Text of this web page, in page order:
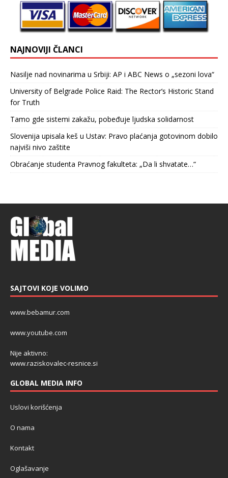
NAJNOVIJI ČLANCI
Nasilje nad novinarima u Srbiji: AP i ABC News o „sezoni lova“
University of Belgrade Police Raid: The Rector’s Historic Stand
for Truth
Tamo gde sistemi zakažu, pobeđuje ljudska solidarnost
Slovenija upisala keš u Ustav: Pravo plaćanja gotovinom dobilo
najviši nivo zaštite
Obraćanje studenta Pravnog fakulteta: „Da li shvatate…“
SAJTOVI KOJE VOLIMO
www.bebamur.com
www.youtube.com
Nije aktivno:
www.raziskovalec-resnice.si
GLOBAL MEDIA INFO
Uslovi korišćenja
O nama
Kontakt
Oglašavanje